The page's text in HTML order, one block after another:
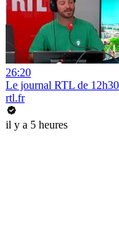
26:20
Le journal RTL de
rtl.fr
il y a 5 heures